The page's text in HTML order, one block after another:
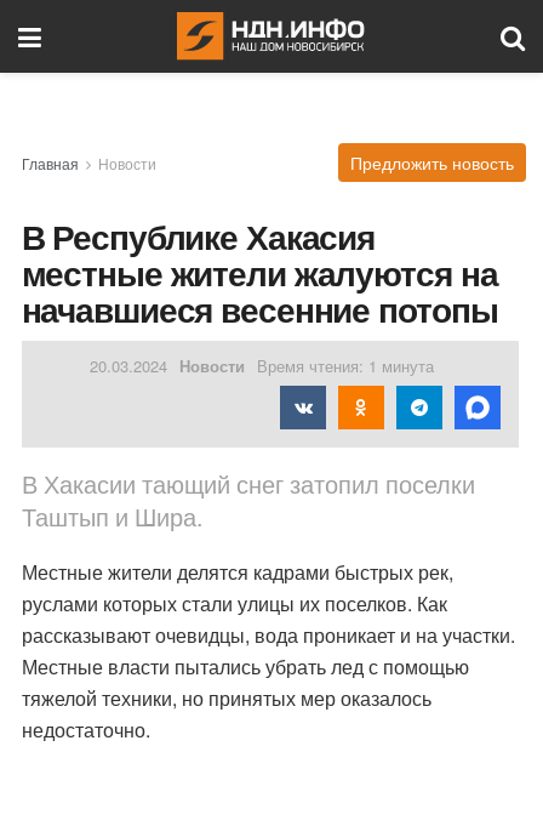
Главная Новости Предложить новость
В Республике Хакасия
местные жители жалуются на
начавшиеся весенние потопы
20.03.2024 Новости Время чтения: 1 минута
В Хакасии тающий снег затопил поселки
Таштып и Шира.
Местные жители делятся кадрами быстрых рек,
руслами которых стали улицы их поселков. Как
рассказывают очевидцы, вода проникает и на участки.
Местные власти пытались убрать лед с помощью
тяжелой техники, но принятых мер оказалось
недостаточно.